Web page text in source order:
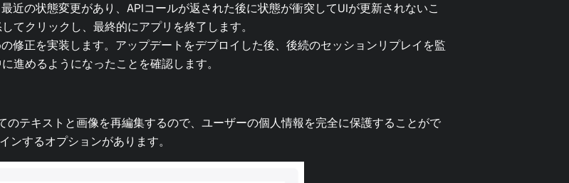
近の状態変更があり、APIコールが返された後に状態が衝突してUIが更新されないこ
てクリックし、最終的にアプリを終了します。
修正を実装します。アップデートをデプロイした後、後続のセッションリプレイを監
進めるようになったことを確認します。
テキストと画像を再編集するので、ユーザーの個人情報を完全に保護することがで
するオプションがあります。